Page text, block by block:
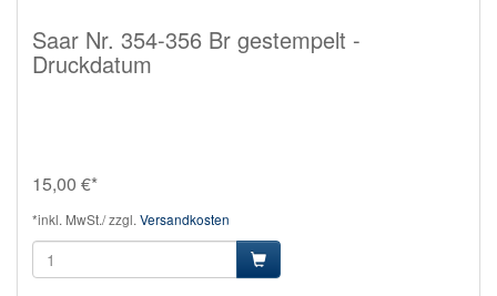
Saar Nr. 354-356 Br gestempelt -
Druckdatum
15,00 €*
*inkl. MwSt./ zzgl. Versandkosten